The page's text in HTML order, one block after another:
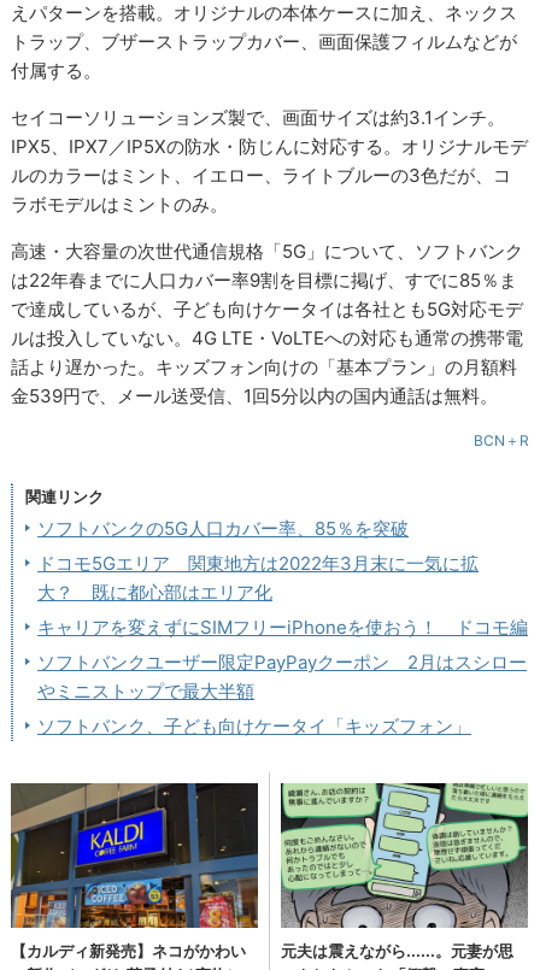
えパターンを搭載。オリジナルの本体ケースに加え、ネックス
トラップ、ブザーストラップカバー、画面保護フィルムなどが
付属する。
セイコーソリューションズ製で、画面サイズは約3.1インチ。
IPX5、IPX7／IP5Xの防水・防じんに対応する。オリジナルモデ
ルのカラーはミント、イエロー、ライトブルーの3色だが、コ
ラボモデルはミントのみ。
高速・大容量の次世代通信規格「5G」について、ソフトバンク
は22年春までに人口カバー率9割を目標に掲げ、すでに85％ま
で達成しているが、子ども向けケータイは各社とも5G対応モデ
ルは投入していない。4G LTE・VoLTEへの対応も通常の携帯電
話より遅かった。キッズフォン向けの「基本プラン」の月額料
金539円で、メール送受信、1回5分以内の国内通話は無料。
BCN＋R
関連リンク
ソフトバンクの5G人口カバー率、85％を突破
ドコモ5Gエリア 関東地方は2022年3月末に一気に拡
大？ 既に都心部はエリア化
キャリアを変えずにSIMフリーiPhoneを使おう！ ドコモ編
ソフトバンクユーザー限定PayPayクーポン 2月はスシロー
やミニストップで最大半額
ソフトバンク、子ども向けケータイ「キッズフォン」